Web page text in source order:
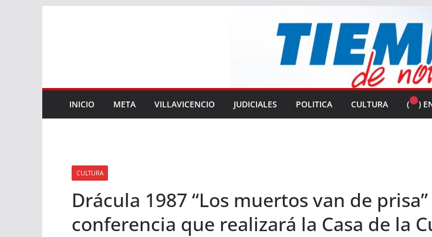
INICIO META VILLAVICENCIO JUDICIALES POLITICA CULTURA ( )
CULTURA
Drácula 1987 “Los muertos van de prisa”
conferencia que realizará la Casa de la